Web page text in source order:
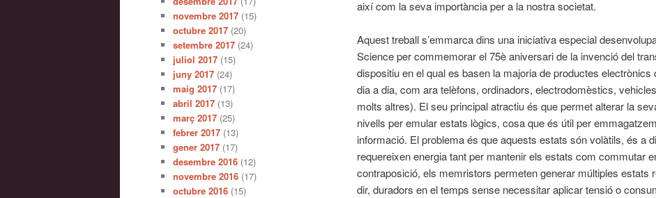
així com la seva importància per a la nostra societat.
Aquest treball s’emmarca dins una iniciativa especial
Science per commemorar el 75è aniversari de la invenció del
dispositiu en el qual es basen la majoria de productes electrònics
dia a dia, com ara telèfons, ordinadors, electrodomèstics,
molts altres). El seu principal atractiu és que permet alterar la
nivells per emular estats lògics, cosa que és útil per
informació. El problema és que aquests estats són volàtils, és a
requereixen energia tant per mantenir els estats com commutar
contraposició, els memristors permeten generar múltiples estats
dir, duradors en el temps sense necessitar aplicar tensió o
novembre 2017 (15)
octubre 2017 (20)
setembre 2017 (24)
juliol 2017 (15)
juny 2017 (24)
maig 2017 (17)
abril 2017 (13)
març 2017 (25)
febrer 2017 (13)
gener 2017 (17)
desembre 2016 (12)
novembre 2016 (17)
octubre 2016 (15)